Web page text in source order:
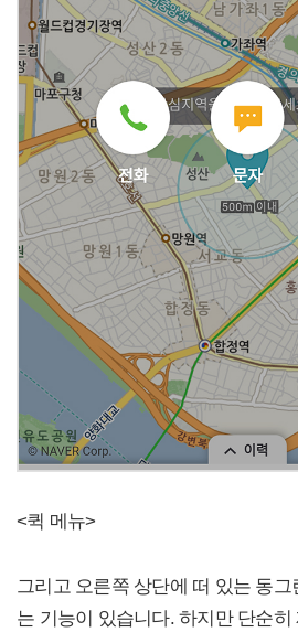
<퀵 메뉴>
그리고 오른쪽 상단에 떠 있는 동
는 기능이 있습니다. 하지만 단순